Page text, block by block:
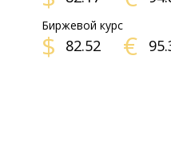
Биржевой курс
$ 82.52 €